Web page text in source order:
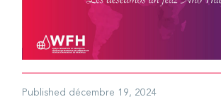
Published décembre 19, 2024